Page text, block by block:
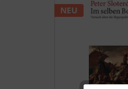
NEU